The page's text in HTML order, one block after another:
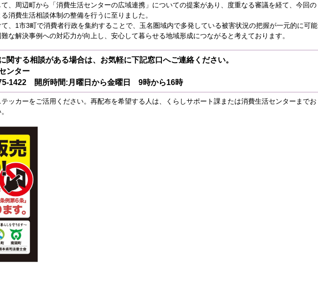
、周辺町から「消費生活センターの広域連携」についての提案があり、度重なる審議を経て、今回の
消費生活相談体制の整備を行うに至りました。
、1市3町で消費者行政を集約することで、玉名圏域内で多発している被害状況の把握が一元的に可能
な解決事例への対応力が向上し、安心して暮らせる地域形成につながると考えております。
関する相談がある場合は、お気軽に下記窓口へご連絡ください。
ンター
1422 開所時間:月曜日から金曜日 9時から16時
ッカーをご活用ください。再配布を希望する人は、くらしサポート課または消費生活センターまでお